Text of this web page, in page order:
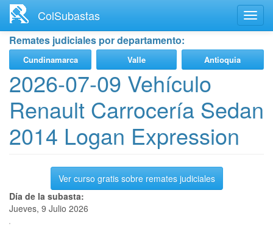
contenido
principal
ColSubastas
Remates judiciales por departamento:
Cundinamarca Valle Antioquia
2026-07-09 Vehículo
Renault Carrocería Sedan
2014 Logan Expression
Ver curso gratis sobre remates judiciales
Día de la subasta:
Jueves, 9 Julio 2026